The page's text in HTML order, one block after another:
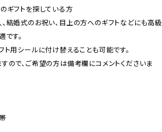
ギフトを探している方
結婚式のお祝い、目上の方へのギフトなどにも高級
です。
ト用シールに付け替えることも可能です。
ので、ご希望の方は備考欄にコメントくださいま